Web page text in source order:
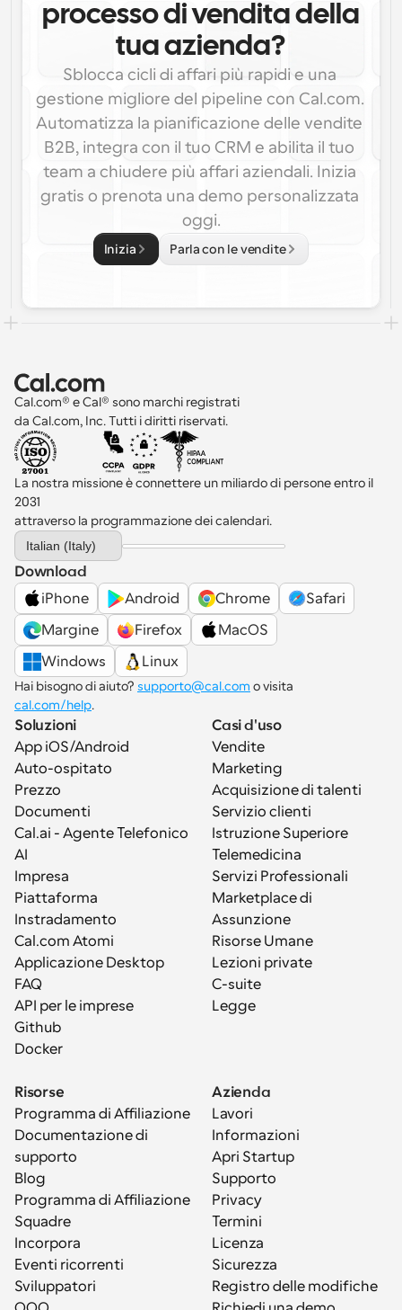
processo di vendita della
tua azienda?
Sblocca cicli di affari più rapidi e una
gestione migliore del pipeline con Cal.com.
Automatizza la pianificazione delle vendite
B2B, integra con il tuo CRM e abilita il tuo
team a chiudere più affari aziendali. Inizia
gratis o prenota una demo personalizzata
oggi.
Inizia Parla con le vendite
Cal.com® e Cal® sono marchi registrati
da Cal.com, Inc. Tutti i diritti riservati.
La nostra missione è connettere un miliardo di persone entro il
2031
attraverso la programmazione dei calendari.
Select Language
Italian (Italy)
Download
iPhone
Android Chrome
Safari
Margine
Firefox
MacOS
Windows
Linux
Hai bisogno di aiuto? supporto@cal.com
cal.com/help.
Soluzioni
App iOS/Android
Auto-ospitato
Prezzo
Documenti
Cal.ai - Agente Telefonico
AI
Impresa
Piattaforma
Instradamento
Cal.com Atomi
Applicazione Desktop
FAQ
API per le imprese
Github
Docker
Casi d'uso
Vendite
Marketing
Acquisizione di talenti
Servizio clienti
Istruzione Superiore
Telemedicina
Servizi Professionali
Marketplace di
Assunzione
Risorse Umane
Lezioni private
C-suite
Legge
Risorse
Programma di Affiliazione
Documentazione di
supporto
Blog
Programma di Affiliazione
Squadre
Incorpora
Eventi ricorrenti
Sviluppatori
Azienda
Lavori
Informazioni
Apri Startup
Supporto
Privacy
Termini
Licenza
Sicurezza
Registro delle modifiche